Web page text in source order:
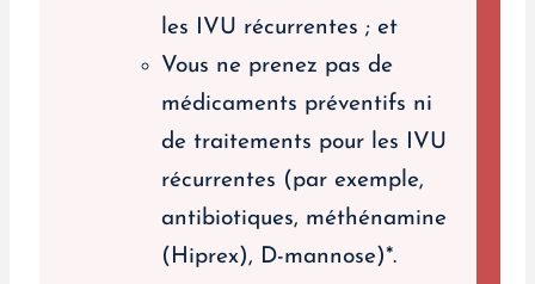
les IVU récurrentes ; et
Vous ne prenez pas de
médicaments préventifs ni
de traitements pour les IVU
récurrentes (par exemple,
antibiotiques, méthénamine
(Hiprex), D-mannose)*.